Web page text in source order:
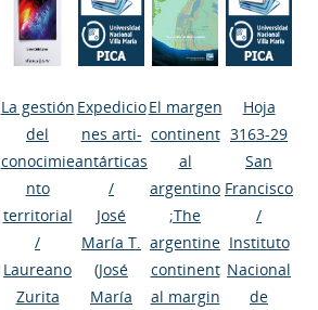
La gestión
del
conocimie
nto
territorial
/
Laureano
Zurita
Expedicio
nes arti-
antárticas
/
José
María T.
(José
María
El margen
continent
al
argentino
;The
argentine
continent
al margin
Hoja
3163-29
San
Francisco
/
Instituto
Nacional
de